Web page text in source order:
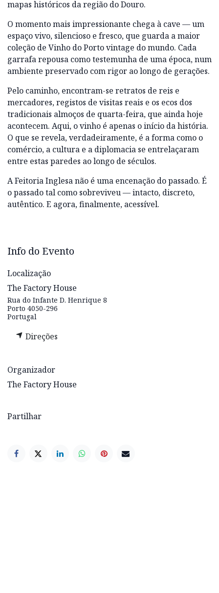
mapas históricos da região do Douro.
O momento mais impressionante chega à cave — um
espaço vivo, silencioso e fresco, que guarda a maior
coleção de Vinho do Porto vintage do mundo. Cada
garrafa repousa como testemunha de uma época, num
ambiente preservado com rigor ao longo de gerações.
Pelo caminho, encontram-se retratos de reis e
mercadores, registos de visitas reais e os ecos dos
tradicionais almoços de quarta-feira, que ainda hoje
acontecem. Aqui, o vinho é apenas o início da história.
O que se revela, verdadeiramente, é a forma como o
comércio, a cultura e a diplomacia se entrelaçaram
entre estas paredes ao longo de séculos.
A Feitoria Inglesa não é uma encenação do passado. É
o passado tal como sobreviveu — intacto, discreto,
autêntico. E agora, finalmente, acessível.
Info do Evento
Localização
The Factory House
Rua do Infante D. Henrique 8
Porto 4050-296
Portugal
Direções
Organizador
The Factory House
Partilhar